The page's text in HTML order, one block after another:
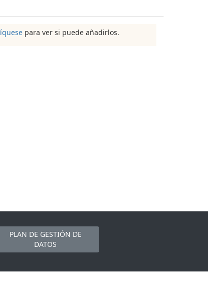
para ver si puede añadirlos.
PLAN DE GESTIÓN DE
DATOS